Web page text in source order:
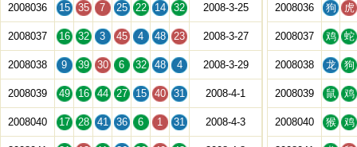
2008036 15 35 7 25 22 14 32 2008-3-25
2008037 16 32 3 45 4 48 23 2008-3-27
2008038 9 39 30 6 32 48 4 2008-3-29
2008039 49 16 44 27 15 40 31 2008-4-1
2008040 17 28 41 36 6 1 31 2008-4-3
2008036 狗 虎
2008037 鸡 蛇
2008038 龙 狗
2008039 鼠 鸡
2008040 猴 鸡